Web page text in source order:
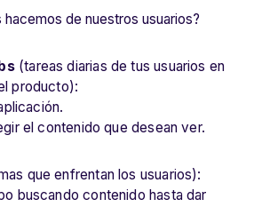
de nuestros usuarios?
(tareas diarias de tus usuarios en
producto):
el contenido que desean ver.
que enfrentan los usuarios):
buscando contenido hasta dar